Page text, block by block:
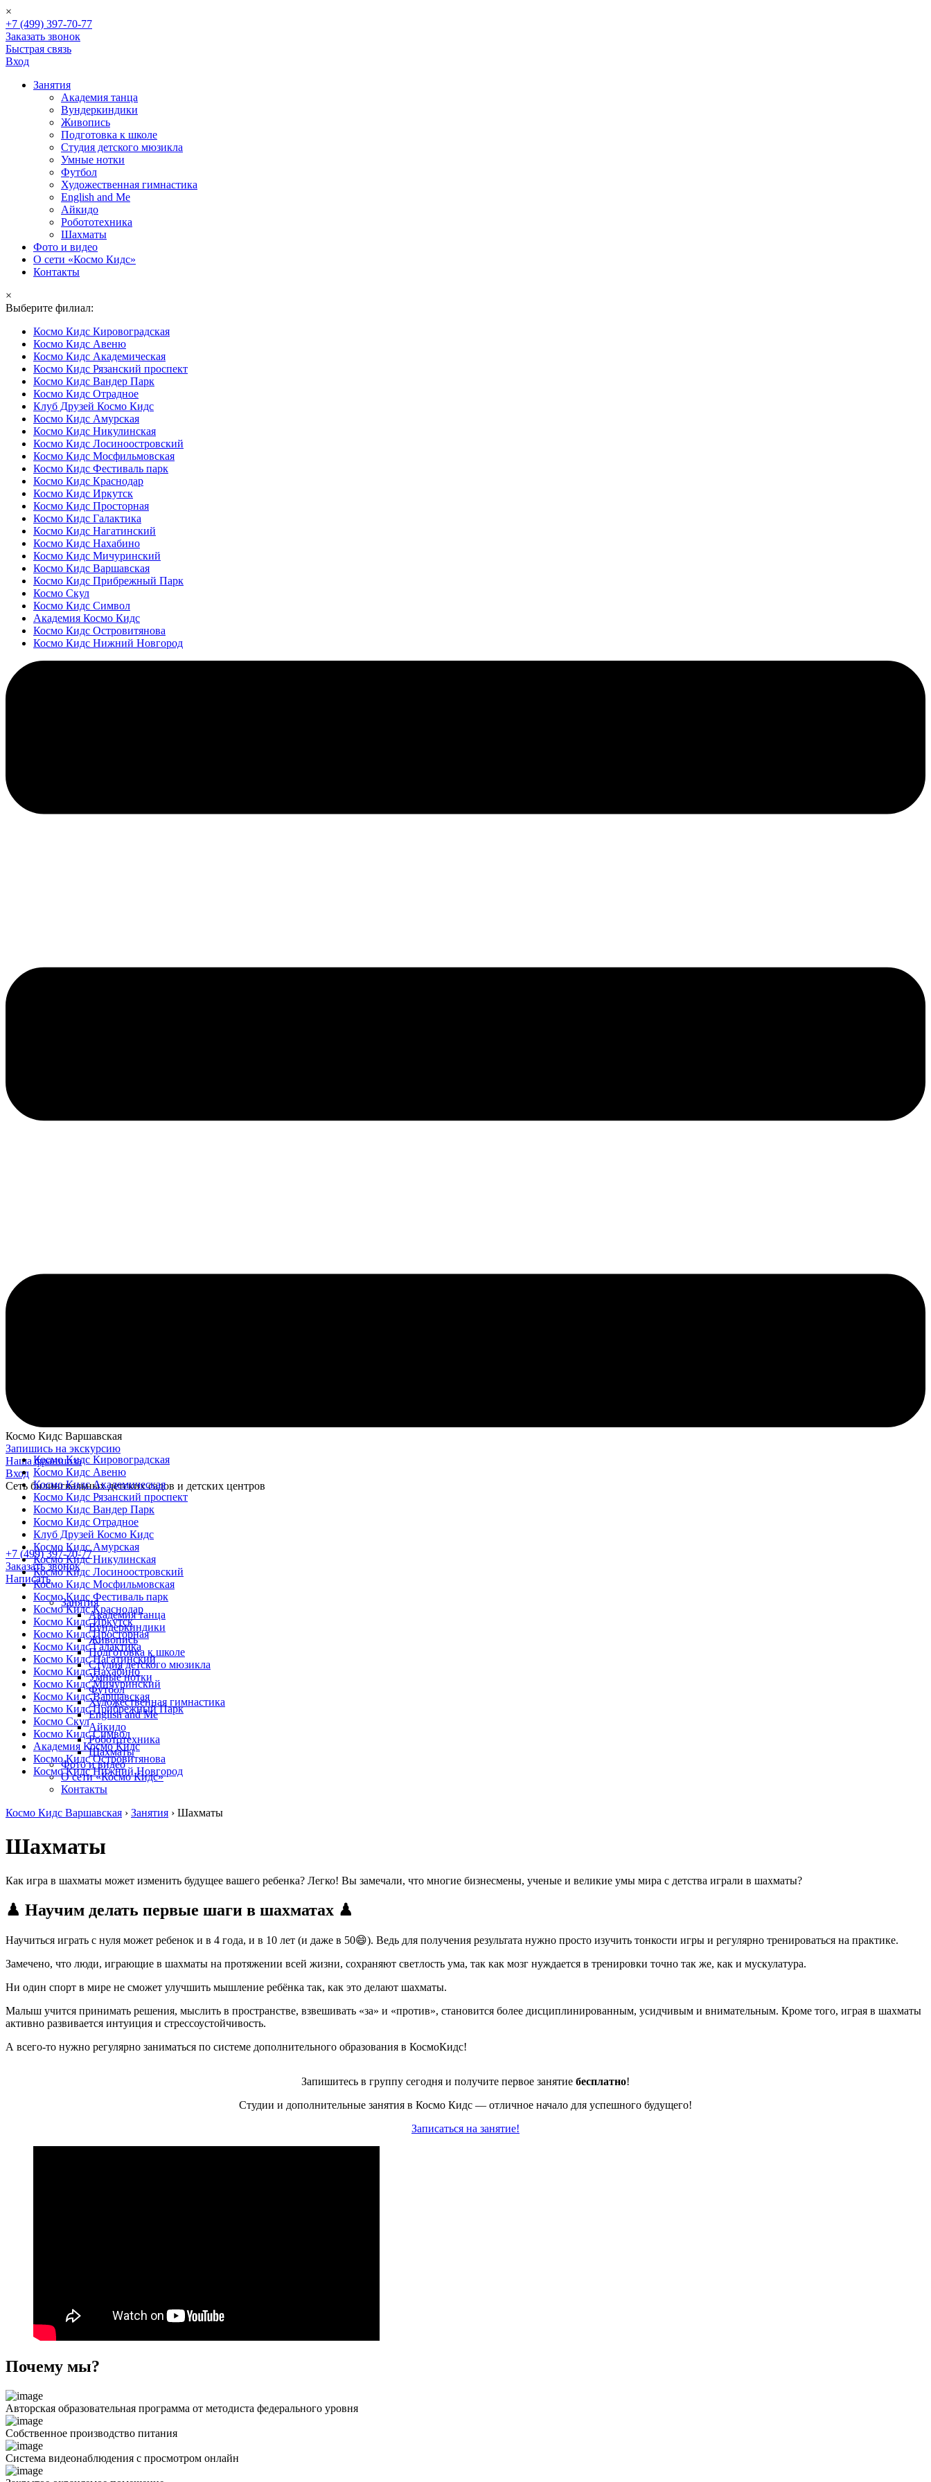
×
+7 (499) 397-70-77
Заказать звонок
Быстрая связь
Вход
Занятия
Академия танца
Вундеркиндики
Живопись
Подготовка к школе
Студия детского мюзикла
Умные нотки
Футбол
Художественная гимнастика
English and Me
Айкидо
Робототехника
Шахматы
Фото и видео
О сети «Космо Кидс»
Контакты
×
Выберите филиал:
Космо Кидс Кировоградская
Космо Кидс Авеню
Космо Кидс Академическая
Космо Кидс Рязанский проспект
Космо Кидс Вандер Парк
Космо Кидс Отрадное
Клуб Друзей Космо Кидс
Космо Кидс Амурская
Космо Кидс Никулинская
Космо Кидс Лосиноостровский
Космо Кидс Мосфильмовская
Космо Кидс Фестиваль парк
Космо Кидс Краснодар
Космо Кидс Иркутск
Космо Кидс Просторная
Космо Кидс Галактика
Космо Кидс Нагатинский
Космо Кидс Нахабино
Космо Кидс Мичуринский
Космо Кидс Варшавская
Космо Кидс Прибрежный Парк
Космо Скул
Космо Кидс Символ
Академия Космо Кидс
Космо Кидс Островитянова
Космо Кидс Нижний Новгород
Космо Кидс Варшавская
Космо Кидс Кировоградская
Космо Кидс Авеню
Космо Кидс Академическая
Космо Кидс Рязанский проспект
Космо Кидс Вандер Парк
Космо Кидс Отрадное
Клуб Друзей Космо Кидс
Космо Кидс Амурская
Космо Кидс Никулинская
Космо Кидс Лосиноостровский
Космо Кидс Мосфильмовская
Космо Кидс Фестиваль парк
Космо Кидс Краснодар
Космо Кидс Иркутск
Космо Кидс Просторная
Космо Кидс Галактика
Космо Кидс Нагатинский
Космо Кидс Нахабино
Космо Кидс Мичуринский
Космо Кидс Варшавская
Космо Кидс Прибрежный Парк
Космо Скул
Космо Кидс Символ
Академия Космо Кидс
Космо Кидс Островитянова
Космо Кидс Нижний Новгород
Запишись на экскурсию
Наша франшиза
Вход
Сеть билингвальных детских садов и детских центров
+7 (499) 397-70-77
Заказать звонок
Написать
Занятия
Академия танца
Вундеркиндики
Живопись
Подготовка к школе
Студия детского мюзикла
Умные нотки
Футбол
Художественная гимнастика
English and Me
Айкидо
Робототехника
Шахматы
Фото и видео
О сети «Космо Кидс»
Контакты
Космо Кидс Варшавская › Занятия › Шахматы
Шахматы
Как игра в шахматы может изменить будущее вашего ребенка? Легко! Вы замечали, что многие бизнесмены, ученые и великие умы мира с детства играли в шахматы?
♟ Научим делать первые шаги в шахматах ♟
Научиться играть с нуля может ребенок и в 4 года, и в 10 лет (и даже в 50😄). Ведь для получения результата нужно просто изучить тонкости игры и регулярно тренироваться на практике.
Замечено, что люди, играющие в шахматы на протяжении всей жизни, сохраняют светлость ума, так как мозг нуждается в тренировки точно так же, как и мускулатура.
Ни один спорт в мире не сможет улучшить мышление ребёнка так, как это делают шахматы.
Малыш учится принимать решения, мыслить в пространстве, взвешивать «за» и «против», становится более дисциплинированным, усидчивым и внимательным. Кроме того, играя в шахматы
активно развивается интуиция и стрессоустойчивость.
А всего-то нужно регулярно заниматься по системе дополнительного образования в КосмоКидс!
Запишитесь в группу сегодня и получите первое занятие бесплатно!
Студии и дополнительные занятия в Космо Кидс — отличное начало для успешного будущего!
Записаться на занятие!
Почему мы?
Авторская образовательная программа от методиста федерального уровня
Собственное производство питания
Система видеонаблюдения с просмотром онлайн